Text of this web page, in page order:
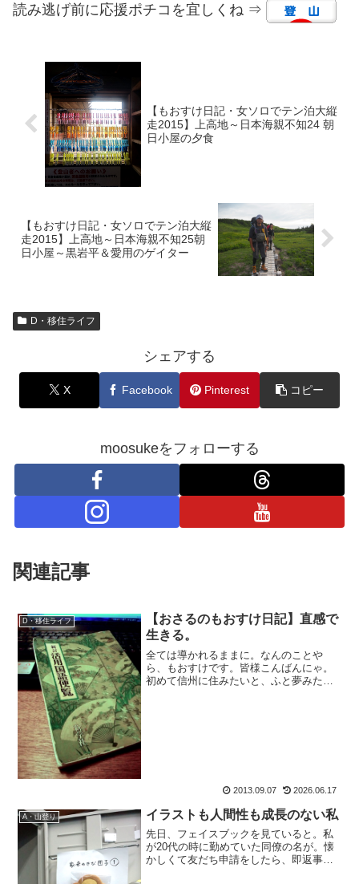
読み逃げ前に応援ポチコを宜しくね ⇒
【もおすけ日記・女ソロでテン泊大縦
走2015】上高地～日本海親不知24 朝
日小屋の夕食
【もおすけ日記・女ソロでテン泊大縦
走2015】上高地～日本海親不知25朝
日小屋～黒岩平＆愛用のゲイター
D・移住ライフ
シェアする
X Facebook Pinterest コピー
moosukeをフォローする
関連記事
D・移住ライフ
【おさるのもおすけ日記】直感で
生きる。
全ては導かれるままに。なんのことや
ら、もおすけです。皆様こんばんにゃ。
初めて信州に住みたいと、ふと夢みたい
2013.09.07 2026.06.17
A・山登り イラストも人間性も成長のない私
先日、フェイスブックを見ていると。私
が20代の時に勤めていた同僚の名が。懐
かしくて友だち申請をしたら、即返事を